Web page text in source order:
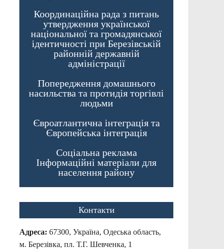
Координаційна рада з питань
утвердження української
національної та громадянської
ідентичності при Березівській
районній державній
адміністрації
Попередження домашнього
насильства та протидія торгівлі
людьми
Євроатлантична інтеграція та
Європейська інтеграція
Соціальна реклама
Інформаційні матеріали для
населення району
Контакти
Адреса: 67300, Україна, Одеська область,
м. Березівка, пл. Т.Г. Шевченка, 1